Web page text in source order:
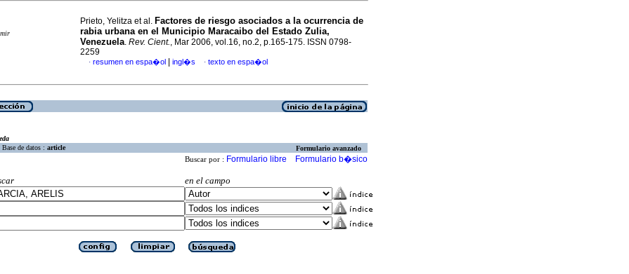
Prieto, Yelitza et al. Factores de riesgo asociados a la ocurrencia de
rabia urbana en el Municipio Maracaibo del Estado Zulia,
Venezuela. Rev. Cient., Mar 2006, vol.16, no.2, p.165-175. ISSN 0798-
2259
· resumen en espa�ol ingl�s · texto en espa�ol
Base de datos : article Formulario avanzado
Buscar por : Formulario libre Formulario b�sico
en el campo